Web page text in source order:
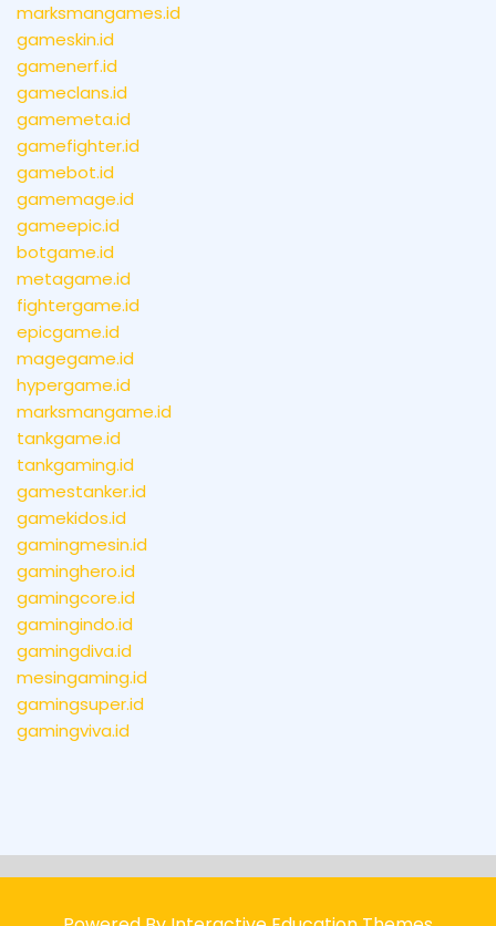
marksmangames.id
gameskin.id
gamenerf.id
gameclans.id
gamemeta.id
gamefighter.id
gamebot.id
gamemage.id
gameepic.id
botgame.id
metagame.id
fightergame.id
epicgame.id
magegame.id
hypergame.id
marksmangame.id
tankgame.id
tankgaming.id
gamestanker.id
gamekidos.id
gamingmesin.id
gaminghero.id
gamingcore.id
gamingindo.id
gamingdiva.id
mesingaming.id
gamingsuper.id
gamingviva.id